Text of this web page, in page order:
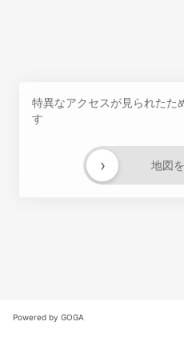
特異なアクセスが見られたた
す
地図
›
Powered by GOGA